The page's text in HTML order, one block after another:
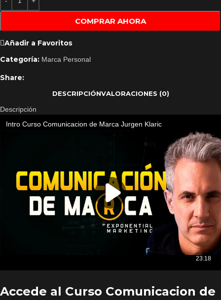
COMPRAR AHORA
Añadir a Favoritos
Categoría: Marca Personal
Share:
DESCRIPCIÓNVALORACIONES (0)
Descripción
Accede al Curso Comunicacion de